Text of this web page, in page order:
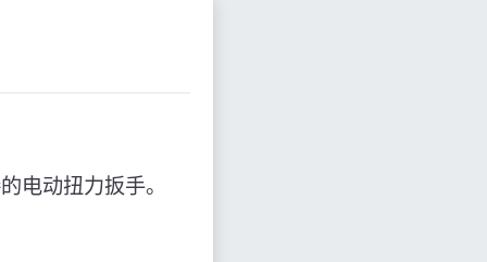
电动扭力扳手。